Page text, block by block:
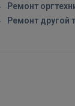
Ремонт
Ремонт другой